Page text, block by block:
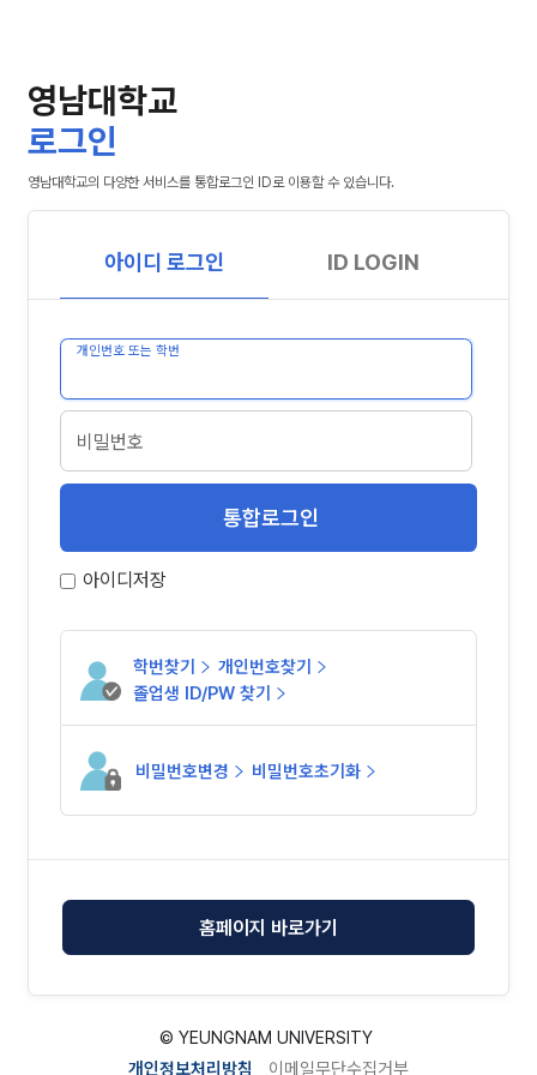
영남대학교
로그인
영남대학교의 다양한 서비스를 통합로그인 ID로 이용할 수 있습니다.
아이디 로그인 ID LOGIN
개인번호 또는 학번
비밀번호
아이디저장
학번찾기
개인번호찾기
졸업생 ID/PW 찾기
비밀번호변경 비밀번호초기화
홈페이지 바로가기
© YEUNGNAM UNIVERSITY
개인정보처리방침 이메일무단수집거부